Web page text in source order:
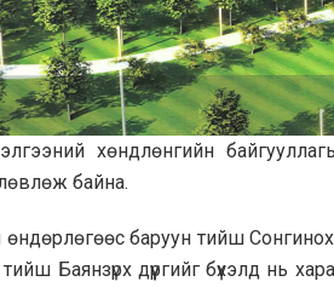
хөндлөнгийн
байна.
өндөрлөгөөс баруун тийш
тийш Баянзүрх дүүргийг бүхэлд